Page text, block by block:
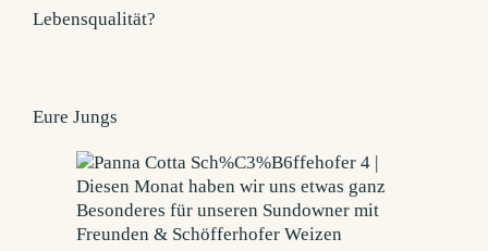
Lebensqualität?
Eure Jungs